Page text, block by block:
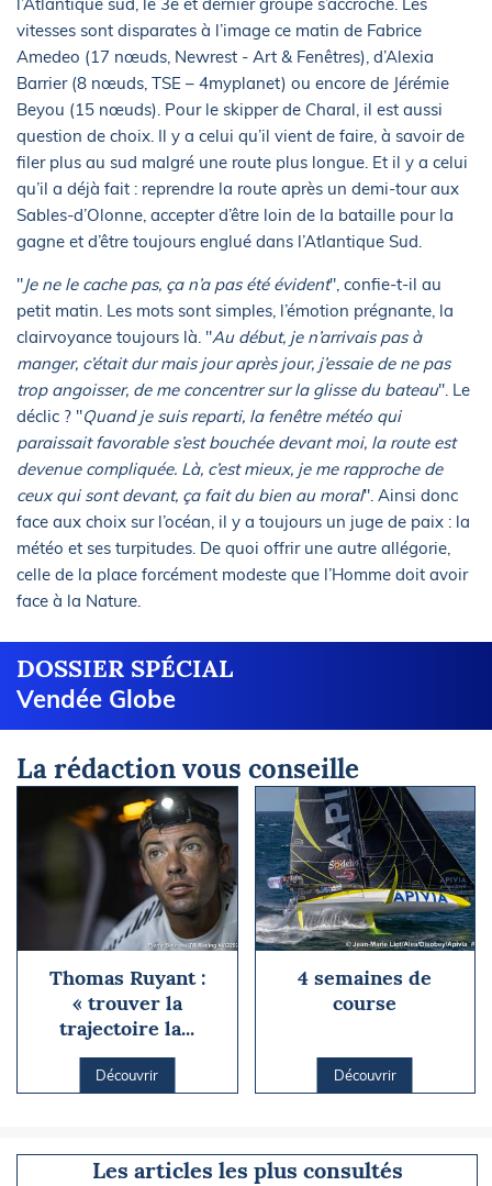
vitesses sont disparates à l’image ce matin de Fabrice
Amedeo (17 nœuds, Newrest - Art & Fenêtres), d’Alexia
Barrier (8 nœuds, TSE – 4myplanet) ou encore de Jérémie
Beyou (15 nœuds). Pour le skipper de Charal, il est aussi
question de choix. Il y a celui qu’il vient de faire, à savoir de
filer plus au sud malgré une route plus longue. Et il y a celui
qu’il a déjà fait : reprendre la route après un demi-tour aux
Sables-d’Olonne, accepter d’être loin de la bataille pour la
gagne et d’être toujours englué dans l’Atlantique Sud.
"Je ne le cache pas, ça n’a pas été évident", confie-t-il au
petit matin. Les mots sont simples, l’émotion prégnante, la
clairvoyance toujours là. "Au début, je n’arrivais pas à
manger, c’était dur mais jour après jour, j’essaie de ne pas
trop angoisser, de me concentrer sur la glisse du bateau". Le
déclic ? "Quand je suis reparti, la fenêtre météo qui
paraissait favorable s’est bouchée devant moi, la route est
devenue compliquée. Là, c’est mieux, je me rapproche de
ceux qui sont devant, ça fait du bien au moral". Ainsi donc
face aux choix sur l’océan, il y a toujours un juge de paix : la
météo et ses turpitudes. De quoi offrir une autre allégorie,
celle de la place forcément modeste que l’Homme doit avoir
face à la Nature.
DOSSIER SPÉCIAL
Vendée Globe
La rédaction vous conseille
Thomas Ruyant :
« trouver la
trajectoire la...
Découvrir
4 semaines de
course
Découvrir
Les articles les plus consultés